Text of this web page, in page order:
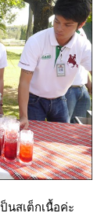
นสเต็กเนื้อค่ะ